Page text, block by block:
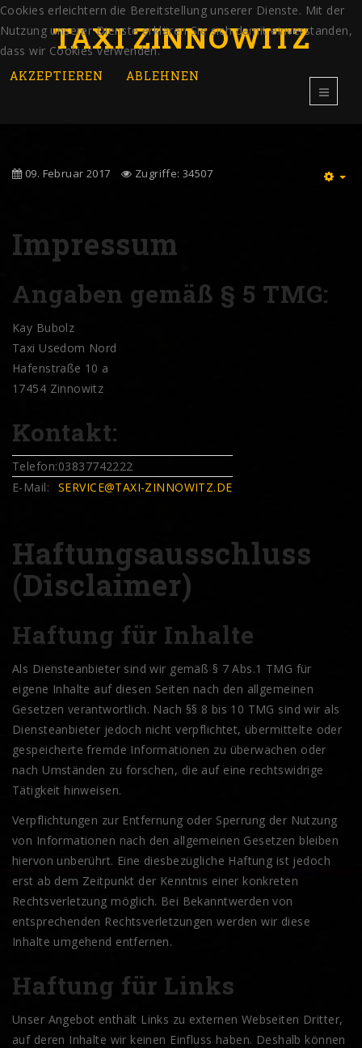
TAXI ZINNOWITZ
09. Februar 2017 Zugriffe: 34507
Impressum
Angaben gemäß § 5 TMG:
Kay Bubolz
Taxi Usedom Nord
Hafenstraße 10 a
17454 Zinnowitz
Kontakt:
Telefon:03837742222
E-Mail:
SERVICE@TAXI-ZINNOWITZ.DE
Haftungsausschluss
(Disclaimer)
Haftung für Inhalte
Als Diensteanbieter sind wir gemäß § 7 Abs.1 TMG für
eigene Inhalte auf diesen Seiten nach den allgemeinen
Gesetzen verantwortlich. Nach §§ 8 bis 10 TMG sind wir als
Diensteanbieter jedoch nicht verpflichtet, übermittelte oder
gespeicherte fremde Informationen zu überwachen oder
nach Umständen zu forschen, die auf eine rechtswidrige
Tätigkeit hinweisen.
Verpflichtungen zur Entfernung oder Sperrung der Nutzung
von Informationen nach den allgemeinen Gesetzen bleiben
hiervon unberührt. Eine diesbezügliche Haftung ist jedoch
erst ab dem Zeitpunkt der Kenntnis einer konkreten
Rechtsverletzung möglich. Bei Bekanntwerden von
entsprechenden Rechtsverletzungen werden wir diese
Inhalte umgehend entfernen.
Haftung für Links
Unser Angebot enthält Links zu externen Webseiten Dritter,
auf deren Inhalte wir keinen Einfluss haben. Deshalb können
Cookies erleichtern die Bereitstellung unserer Dienste. Mit der
Nutzung unserer Dienste erklären Sie sich damit einverstanden,
dass wir Cookies verwenden.
AKZEPTIEREN
ABLEHNEN